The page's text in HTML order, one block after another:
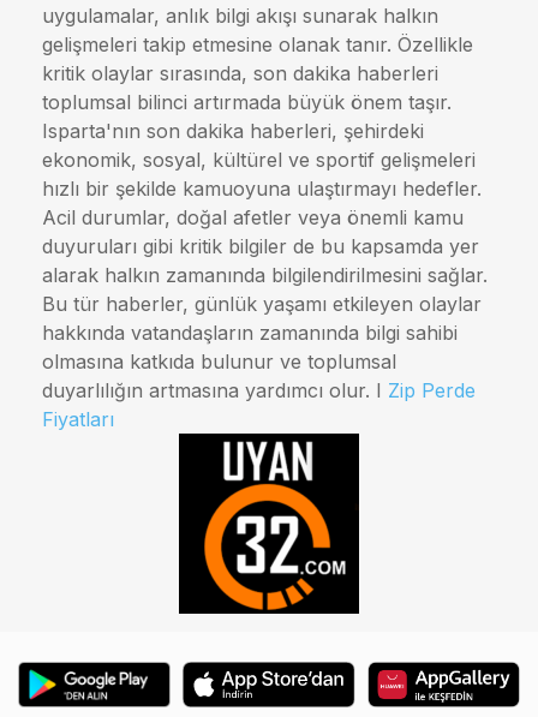
uygulamalar, anlık bilgi akışı sunarak halkın
gelişmeleri takip etmesine olanak tanır. Özellikle
kritik olaylar sırasında, son dakika haberleri
toplumsal bilinci artırmada büyük önem taşır.
Isparta'nın son dakika haberleri, şehirdeki
ekonomik, sosyal, kültürel ve sportif gelişmeleri
hızlı bir şekilde kamuoyuna ulaştırmayı hedefler.
Acil durumlar, doğal afetler veya önemli kamu
duyuruları gibi kritik bilgiler de bu kapsamda yer
alarak halkın zamanında bilgilendirilmesini sağlar.
Bu tür haberler, günlük yaşamı etkileyen olaylar
hakkında vatandaşların zamanında bilgi sahibi
olmasına katkıda bulunur ve toplumsal
duyarlılığın artmasına yardımcı olur. I Zip Perde
Fiyatları